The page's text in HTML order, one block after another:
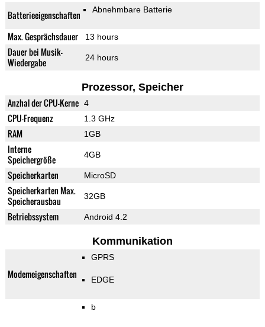
Batterieeigenschaften
Abnehmbare Batterie
Max. Gesprächsdauer 13 hours
Dauer bei Musik-
Wiedergabe
24 hours
Prozessor, Speicher
Anzhal der CPU-Kerne 4
CPU-Frequenz 1.3 GHz
RAM 1GB
Interne
Speichergröße
4GB
Speicherkarten MicroSD
Speicherkarten Max.
Speicherausbau
32GB
Betriebssystem Android 4.2
Kommunikation
Modemeigenschaften
GPRS
EDGE
b